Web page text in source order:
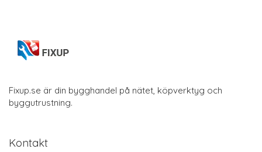
Fixup.se är din bygghandel på nätet, köpverktyg och
byggutrustning.
Kontakt